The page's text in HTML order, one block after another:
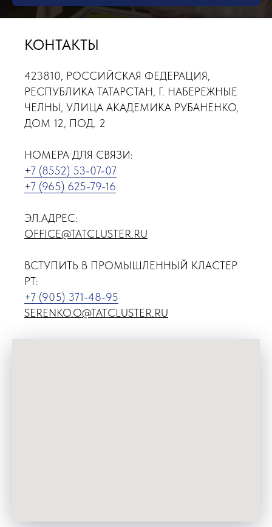
КОНТАКТЫ
423810, РОССИЙСКАЯ ФЕДЕРАЦИЯ,
РЕСПУБЛИКА ТАТАРСТАН, Г. НАБЕРЕЖНЫЕ
ЧЕЛНЫ, УЛИЦА АКАДЕМИКА РУБАНЕНКО,
ДОМ 12, ПОД. 2
НОМЕРА ДЛЯ СВЯЗИ:
+7 (8552) 53-07-07
+7 (965) 625-79-16
ЭЛ.АДРЕС:
OFFICE@TATCLUSTER.RU
ВСТУПИТЬ В ПРОМЫШЛЕННЫЙ КЛАСТЕР
РТ:
+7 (905) 371-48-95
SERENKO.O@TATCLUSTER.RU